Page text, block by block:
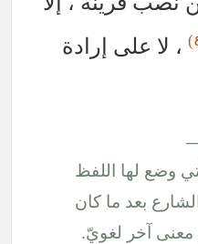
، لا على إرادة
وضع لها اللفظ
بعد ما كان
معنى آخر لغويّ.